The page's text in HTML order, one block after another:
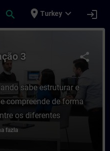
search place Turkey expand_more login
3 -
share
3
sabe estruturar e
compreende de forma
os diferentes
fazla